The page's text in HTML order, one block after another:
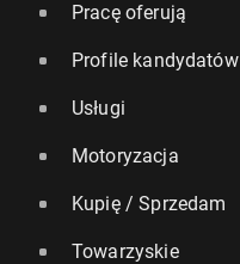
Pracę oferują
Profile kandydatów
Usługi
Motoryzacja
Kupię / Sprzedam
Towarzyskie